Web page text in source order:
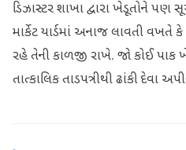
ડિઝાસ્ટર શાખા દ્વારા ખેડૂતોને
માર્કેટ યાર્ડમાં અનાજ લાવતી વખતે
રહે તેની કાળજી રાખે. જો કોઈ પાક
તાત્કાલિક તાડપત્રીથી ઢાંકી દેવા